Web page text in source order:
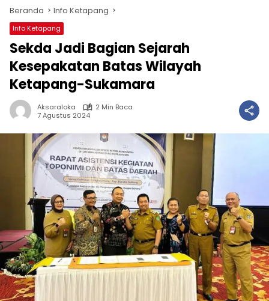
Beranda Info Ketapang
Info Ketapang
Sekda Jadi Bagian Sejarah
Kesepakatan Batas Wilayah
Ketapang-Sukamara
Aksaraloka
2 Min Baca
7 Agustus 2024